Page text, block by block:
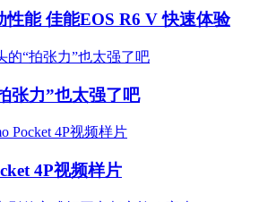
性能 佳能EOS R6 V 快速体验
张力”也太强了吧
4P视频样片